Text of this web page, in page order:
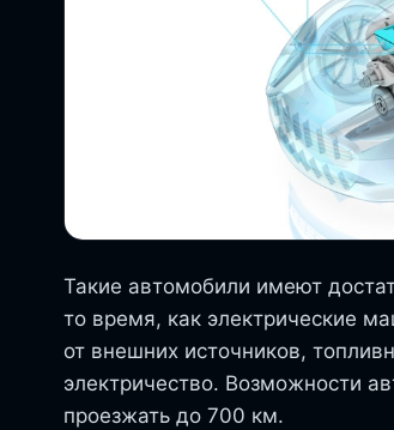
Такие автомобили имеют
то время, как электрические
от внешних источников,
электричество. Возможности
проезжать до 700 км.